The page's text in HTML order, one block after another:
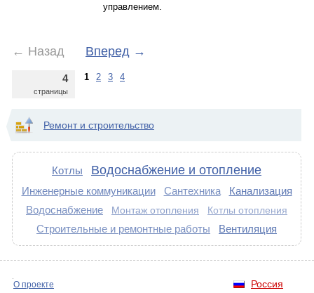
управлением.
← Назад Вперед →
4
страницы
1 2 3 4
Ремонт и строительство
Котлы Водоснабжение и отопление
Инженерные коммуникации Сантехника
Канализация
Водоснабжение
Монтаж отопления Котлы отопления
Строительные и ремонтные работы Вентиляция
Россия
О проекте